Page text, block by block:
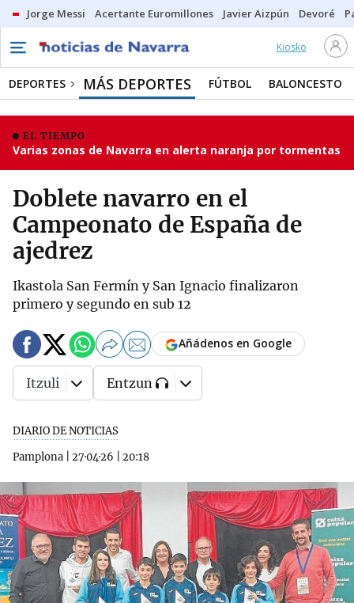
Jorge Messi Acertante Euromillones Javier Aizpún Devoré
Kiosko
DEPORTES MÁS DEPORTES FÚTBOL BALONCESTO
EL TIEMPO
Varias zonas de Navarra en alerta naranja por tormentas
Doblete navarro en el
Campeonato de España de
ajedrez
Ikastola San Fermín y San Ignacio finalizaron
primero y segundo en sub 12
DIARIO DE NOTICIAS
Pamplona
27·04·26 20:18
Añádenos en Google
Itzuli Entzun